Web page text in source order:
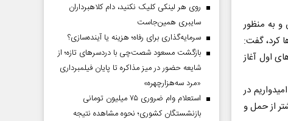
به منظور
کرد، گفت:
اول آغاز
در
از حمل و
روی هر لینکی کلیک نکنید، دام کلاهبرداران
سایبری همین‌جاست
سرمایه‌گذاری برای رفاه؛ هزینه یا آینده‌سازی؟
بازگشت مسعود شصت‌چی با دردسر‌های تازه؛ از
شایعه حضور در میز مذاکره تا پایان فیلمبرداری
«مرد سه‌هزارچهره»
استعلام وام ضروری ۷۵ میلیون تومانی
بازنشستگان کشوری؛ نحوه مشاهده نتیجه